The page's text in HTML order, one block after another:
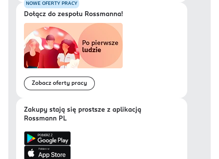
NOWE OFERTY PRACY
Dołącz do zespołu Rossmanna!
Zobacz oferty pracy
Zakupy stają się prostsze z aplikacją
Rossmann PL